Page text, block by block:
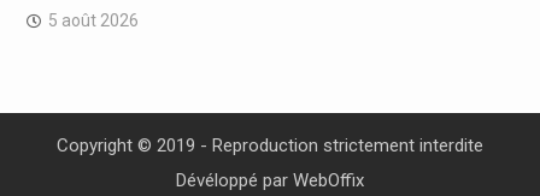
5 août 2026
Copyright © 2019 - Reproduction strictement interdite
Dévéloppé par WebOffix